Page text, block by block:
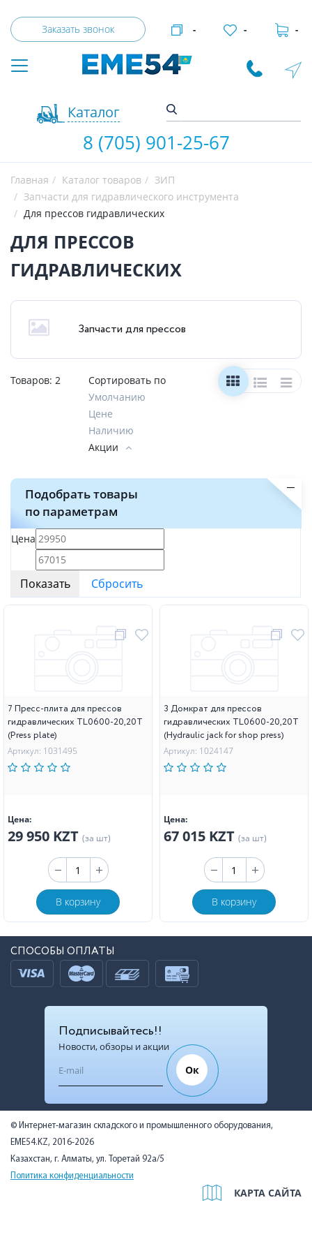
Заказать звонок
Каталог
- - -
8 (705) 901-25-67
Главная Каталог товаров
ЗИП
Запчасти для гидравлического инструмента
Для прессов гидравлических
ДЛЯ ПРЕССОВ
ГИДРАВЛИЧЕСКИХ
Запчасти для прессов
Товаров: 2
Сортировать по
Умолчанию
Цене
Наличию
Акции
Подобрать товары
по параметрам
Цена
7 Пресс-плита для прессов
гидравлических TL0600-20,20T
(Press plate)
Артикул: 1031495
Цена:
29 950 KZT (за шт)
В корзину
3 Домкрат для прессов
гидравлических TL0600-20,20T
(Hydraulic jack for shop press)
Артикул: 1024147
Цена:
67 015 KZT (за шт)
В корзину
СПОСОБЫ ОПЛАТЫ
Подписывайтесь!!
Новости, обзоры и акции
Ок
© Интернет-магазин складского и промышленного оборудования,
EME54.KZ, 2016-2026
Казахстан, г. Алматы, ул. Торетай 92а/5
Политика конфиденциальности
КАРТА САЙТА